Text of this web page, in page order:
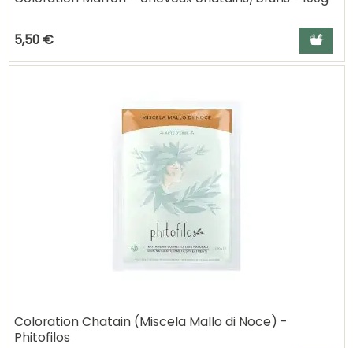
5,50 € Ajouter
Coloration Chatain (Miscela Mallo di Noce) -
Phitofilos